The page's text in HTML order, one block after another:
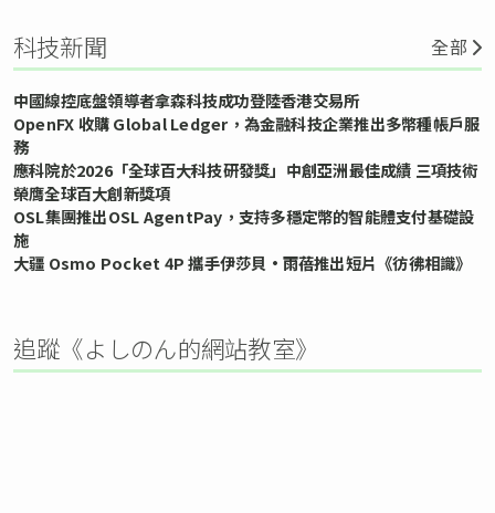
科技新聞 全部
中國線控底盤領導者拿森科技成功登陸香港交易所
OpenFX 收購 Global Ledger，為金融科技企業推出多幣種帳戶服
務
應科院於2026「全球百大科技研發獎」中創亞洲最佳成績 三項技術
榮膺全球百大創新獎項
OSL集團推出OSL AgentPay，支持多穩定幣的智能體支付基礎設
施
大疆 Osmo Pocket 4P 攜手伊莎貝•雨蓓推出短片《彷彿相識》
追蹤《よしのん的網站教室》